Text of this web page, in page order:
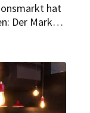
hat
Der Markt
Hoteldeals –
2025 des
& Co.